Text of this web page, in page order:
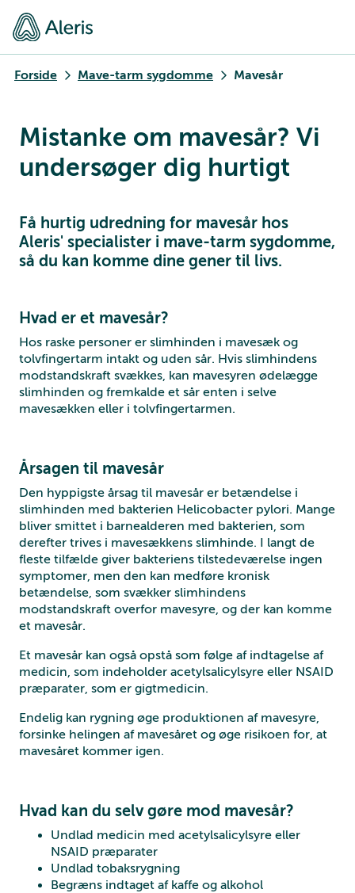
Forside Mave-tarm sygdomme Mavesår
Mistanke om mavesår? Vi
undersøger dig hurtigt
Få hurtig udredning for mavesår hos
Aleris' specialister i mave-tarm sygdomme,
så du kan komme dine gener til livs.
Hvad er et mavesår?
Hos raske personer er slimhinden i mavesæk og
tolvfingertarm intakt og uden sår. Hvis slimhindens
modstandskraft svækkes, kan mavesyren ødelægge
slimhinden og fremkalde et sår enten i selve
mavesækken eller i tolvfingertarmen.
Årsagen til mavesår
Den hyppigste årsag til mavesår er betændelse i
slimhinden med bakterien Helicobacter pylori. Mange
bliver smittet i barnealderen med bakterien, som
derefter trives i mavesækkens slimhinde. I langt de
fleste tilfælde giver bakteriens tilstedeværelse ingen
symptomer, men den kan medføre kronisk
betændelse, som svækker slimhindens
modstandskraft overfor mavesyre, og der kan komme
et mavesår.
Et mavesår kan også opstå som følge af indtagelse af
medicin, som indeholder acetylsalicylsyre eller NSAID
præparater, som er gigtmedicin.
Endelig kan rygning øge produktionen af mavesyre,
forsinke helingen af mavesåret og øge risikoen for, at
mavesåret kommer igen.
Hvad kan du selv gøre mod mavesår?
Undlad medicin med acetylsalicylsyre eller
NSAID præparater
Undlad tobaksrygning
Begræns indtaget af kaffe og alkohol